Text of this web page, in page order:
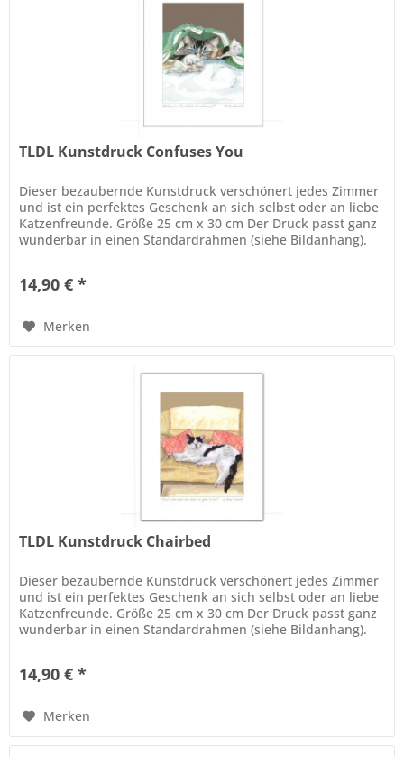
TLDL Kunstdruck Confuses You
Dieser bezaubernde Kunstdruck verschönert jedes Zimmer
und ist ein perfektes Geschenk an sich selbst oder an liebe
Katzenfreunde. Größe 25 cm x 30 cm Der Druck passt ganz
wunderbar in einen Standardrahmen (siehe Bildanhang).
14,90 € *
Merken
TLDL Kunstdruck Chairbed
Dieser bezaubernde Kunstdruck verschönert jedes Zimmer
und ist ein perfektes Geschenk an sich selbst oder an liebe
Katzenfreunde. Größe 25 cm x 30 cm Der Druck passt ganz
wunderbar in einen Standardrahmen (siehe Bildanhang).
14,90 € *
Merken